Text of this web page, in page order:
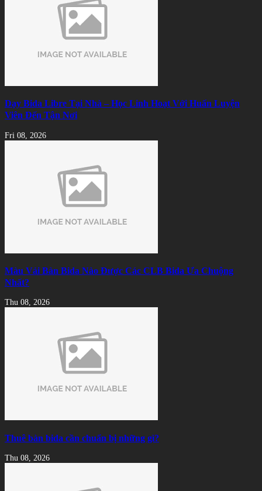
Dạy Bida Libre Tại Nhà – Học Linh Hoạt Với Huấn Luyện
Viên Đến Tận Nơi
Fri 08, 2026
Màu Vải Bàn Bida Nào Được Các CLB Bida Ưa Chuộng
Nhất?
Thu 08, 2026
Thuê bàn bida cần chuẩn bị những gì?
Thu 08, 2026